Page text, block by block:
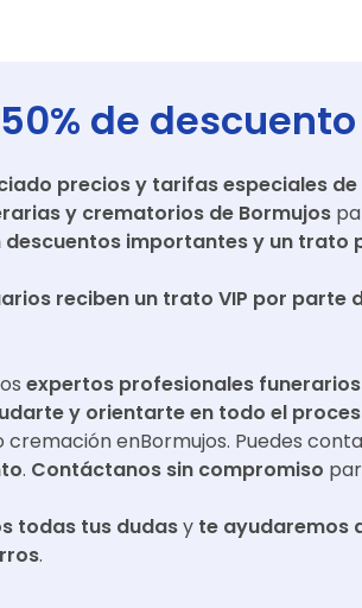
50% de
precios y tarifas especiales
y crematorios de Bormujos
descuentos importantes y un trato
reciben un trato VIP por
expertos profesionales
y orientarte en todo el
cremación enBormujos. Puedes
. Contáctanos sin compromiso
todas tus dudasy te ayudaremos
.